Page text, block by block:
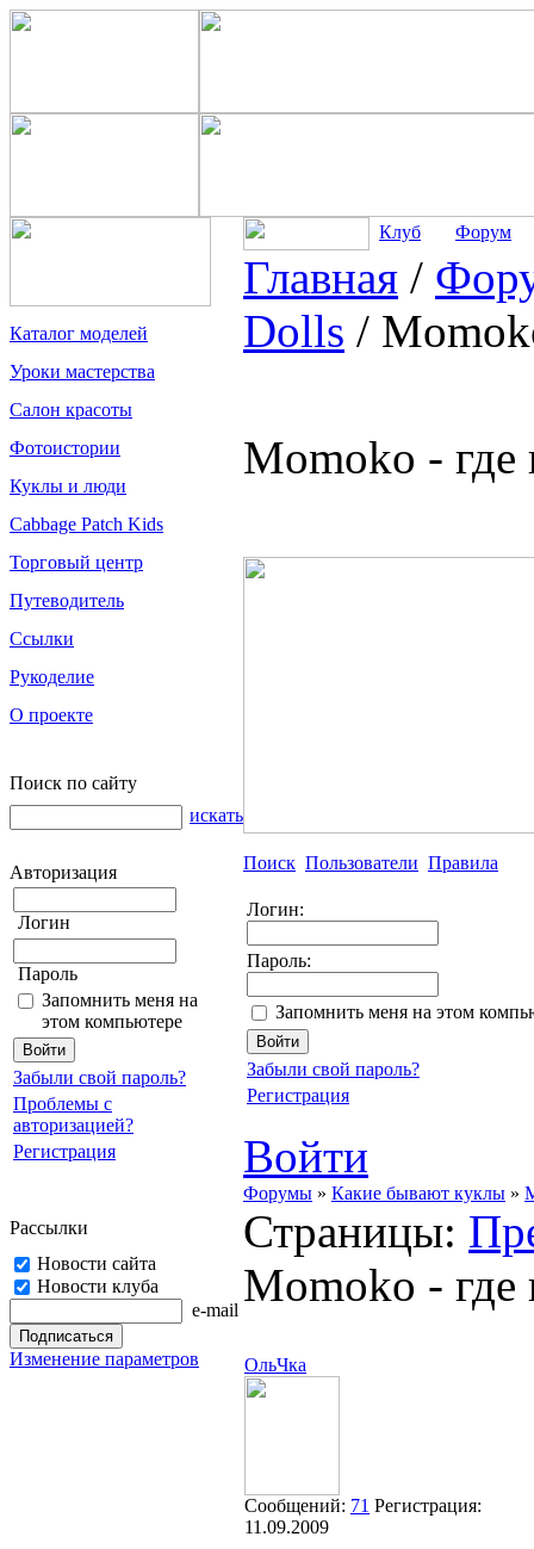
Каталог моделей
Уроки мастерства
Салон красоты
Фотоистории
Куклы и люди
Cabbage Patch Kids
Торговый центр
Путеводитель
Ссылки
Рукоделие
О проекте
Поиск по сайту
искать
Авторизация
Логин
Пароль
Запомнить меня на
этом компьютере
Забыли свой пароль?
Проблемы с
авторизацией?
Регистрация
Рассылки
Новости сайта
Новости клуба
e-mail
Изменение параметров
Клуб Форум
Главная /
Dolls /
Momoko - где
Поиск Пользователи Правила
Логин:
Пароль:
Запомнить меня на этом
Забыли свой пароль?
Регистрация
Войти
Форумы » Какие бывают куклы »
Страницы:
Momoko - где
ОльЧка
Сообщений: 71 Регистрация:
11.09.2009